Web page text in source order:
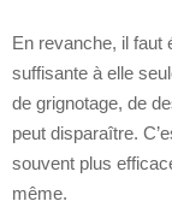
En revanche, il faut
suffisante à elle
de grignotage, de
peut disparaître.
souvent plus
même.